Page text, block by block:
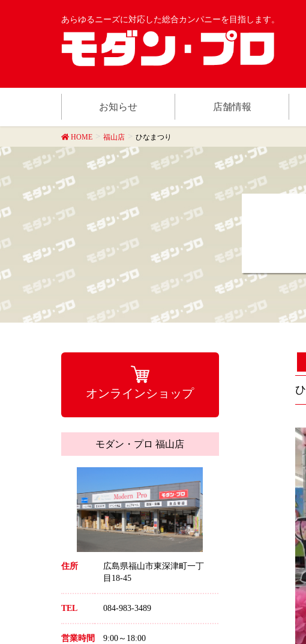
あらゆるニーズに対応した総合カンパニーを目指します。
お知らせ 店舗情報
HOME 福山店 ひなまつり
オンラインショップ
モダン・プロ 福山店
住所
広島県福山市東深津町一丁
目18-45
TEL 084-983-3489
営業時間
9:00～18:00